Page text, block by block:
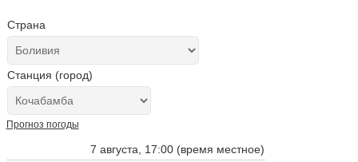
Страна
Станция (город)
Прогноз погоды
7 августа, 17:00 (время местное)